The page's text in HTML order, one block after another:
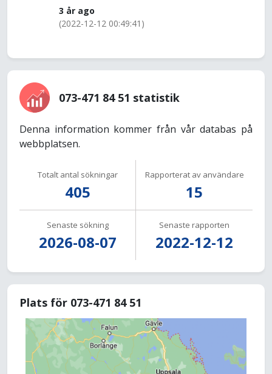
3 år ago
(2022-12-12 00:49:41)
073-471 84 51 statistik
Denna information kommer från vår databas på
webbplatsen.
Totalt antal sökningar
405
Rapporterat av användare
15
Senaste sökning
2026-08-07
Senaste rapporten
2022-12-12
Plats för 073-471 84 51